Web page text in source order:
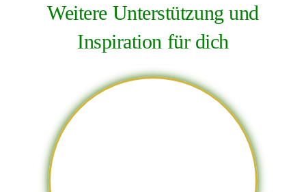
Weitere Unterstützung und
Inspiration für dich